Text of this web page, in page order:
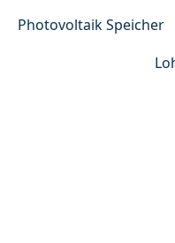
Photovoltaik Speicher